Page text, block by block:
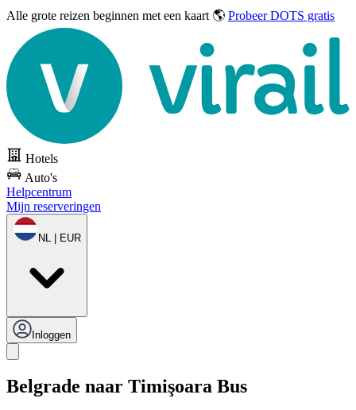
Alle grote reizen beginnen met een kaart 🌎 Probeer DOTS gratis
Hotels
Auto's
Helpcentrum
Mijn reserveringen
NL | EUR
Inloggen
Belgrade naar Timişoara Bus